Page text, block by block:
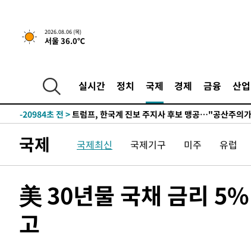
2026.08.06 (목)
서울 36.0℃
실시간 정치 국제 경제 금융 산업
5시간 전 >[속보] "이란-오만, 호르무즈 해협 통행 항로 합의" 이란
-21347초 전 >
내일까지 39도 '펄펄'…기상청 "태풍 지나며 폭염
-20984초 전 >트럼프, 한국계 진보 주지사 후보 맹공…"공산주의
-20962초 전 >"美간섭에 합의 지연"…트럼프, '이란 호르무즈 통
-17482초 전 >
[속보]산업장관 "李정부, 원전 반대 안해…안정 전
-16179초 전 >
색
상
-15359초 전 >[속보]코스피 매도사이드카 발동…4%대 급락
-14631초 전 >[속보]전남광주 초대 시민추천 부시장에 백승주·윤
-12192초 전 >
국제 국제최신 국제기구 미주 유럽
美 30년물 국채 금리
고